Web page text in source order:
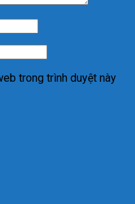
trong trình duyệt này